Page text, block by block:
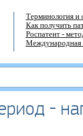
Терминология и
Как получить
Роспатент -
Международная
-